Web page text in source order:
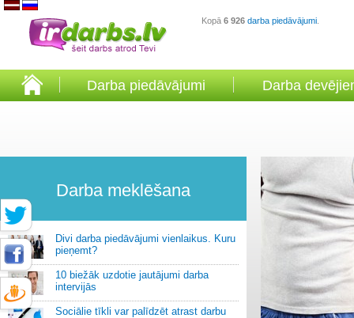
Kopā 6 926 darba piedāvājumi
Darba piedāvājumi Darba
Darba meklēšana
Divi darba piedāvājumi vienlaikus. Kuru
pieņemt?
10 biežāk uzdotie jautājumi darba
intervijās
Sociālie tīkli var palīdzēt atrast darbu